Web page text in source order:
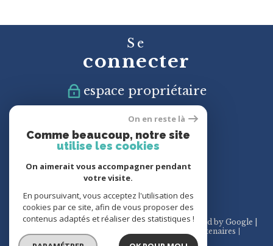
Se
connecter
espace propriétaire
Nous
suivre
© 2026 | Tous droits réservés | Traduction powered by Google |
Partenaires
Politique RGPD
On en reste là
Comme beaucoup, notre site
utilise les cookies
On aimerait vous accompagner pendant
votre visite.
En poursuivant, vous acceptez l'utilisation des
cookies par ce site, afin de vous proposer des
contenus adaptés et réaliser des statistiques !